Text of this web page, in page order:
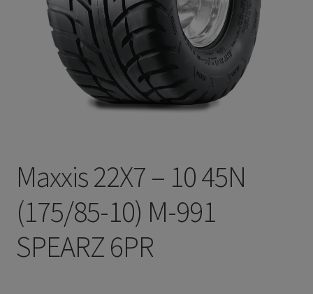
Maxxis 22X7 – 10 45N
(175/85-10) M-991
SPEARZ 6PR